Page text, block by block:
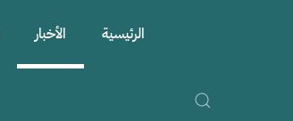
الرئيسية الأخبار